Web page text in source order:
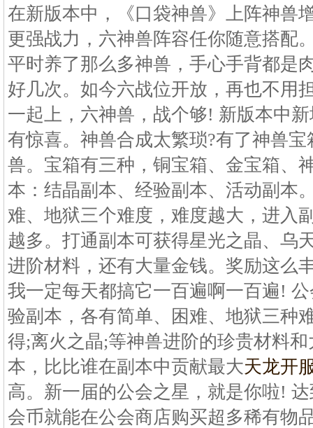
在新版本中，《口袋神兽》上阵神兽
更强战力，六神兽阵容任你随意搭配
平时养了那么多神兽，手心手背都是
好几次。如今六战位开放，再也不用
一起上，六神兽，战个够! 新版本中
有惊喜。神兽合成太繁琐?有了神兽
兽。宝箱有三种，铜宝箱、金宝箱、
本：结晶副本、经验副本、活动副本
难、地狱三个难度，难度越大，进入
越多。打通副本可获得星光之晶、乌
进阶材料，还有大量金钱。奖励这么
我一定每天都搞它一百遍啊一百遍!
验副本，各有简单、困难、地狱三种
得;离火之晶;等神兽进阶的珍贵材料
本，比比谁在副本中贡献最大天龙开
高。新一届的公会之星，就是你啦!
会币就能在公会商店购买超多稀有物